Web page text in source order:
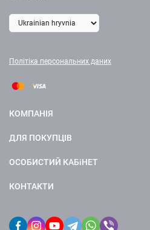
Політіка персональних даних
КОМПАНІЯ
ДЛЯ ПОКУПЦІВ
ОСОБИСТИЙ КАБіНЕТ
КОНТАКТИ